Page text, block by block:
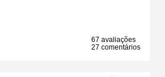
67 avaliações
27 comentários